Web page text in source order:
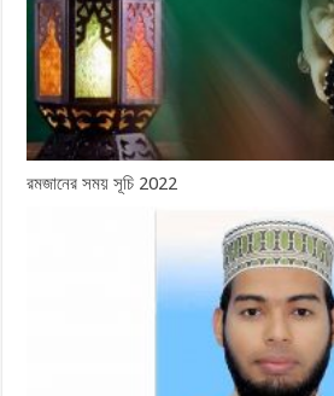
রমজানের সময় সূচি 2022